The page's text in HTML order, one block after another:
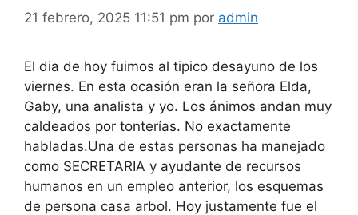
21 febrero, 2025 11:51 pm por admin
El dia de hoy fuimos al tipico desayuno de los
viernes. En esta ocasión eran la señora Elda,
Gaby, una analista y yo. Los ánimos andan muy
caldeados por tonterías. No exactamente
habladas.Una de estas personas ha manejado
como SECRETARIA y ayudante de recursos
humanos en un empleo anterior, los esquemas
de persona casa arbol. Hoy justamente fue el